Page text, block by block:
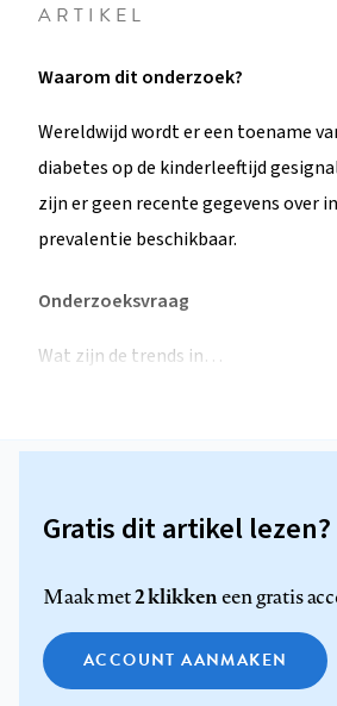
ARTIKEL
Waarom dit onderzoek?
Wereldwijd wordt er een toename
diabetes op de kinderleeftijd
zijn er geen recente gegevens over
prevalentie beschikbaar.
Onderzoeksvraag
Wat zijn de trends in…
Gratis dit artikel lezen?
Maak met2 klikkeneen gratis
ACCOUNT AANMAKEN